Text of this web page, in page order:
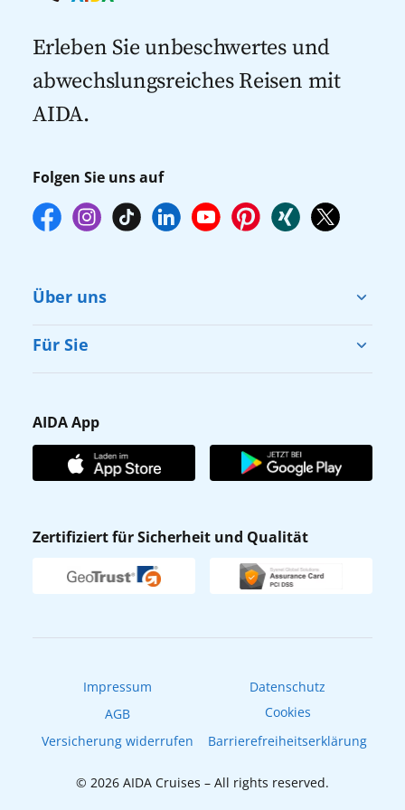
mehr zur Verfügung stehen. Deshalb
Ihrer Lieblingsausflüge vor Reisebeginn
online über myAIDA vorzunehmen.
Kreuzfahrten 2027
Erleben Sie unbeschwertes und
abwechslungsreiches Reisen mit
AIDA.
Folgen Sie uns auf
Über uns
Cruise & Help
Karriere
Affiliateprogramm
Verhaltens- & Ethikkodex
Newsletter
Für Sie
Gästefragebogen
AIDA Club
AIDA App
Zertifiziert für Sicherheit und Qualität
Impressum
Datenschutz
AGB
Cookies
Versicherung widerrufen
Barrierefreiheitserklärung
© 2026 AIDA Cruises – All rights reserved.